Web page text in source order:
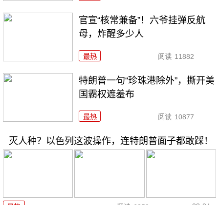
官宣“核常兼备”！六爷挂弹反航
母，炸醒多少人
最热 阅读 11882
特朗普一句“珍珠港除外”，撕开美
国霸权遮羞布
最热 阅读 10877
灭人种？以色列这波操作，连特朗普面子都敢踩！